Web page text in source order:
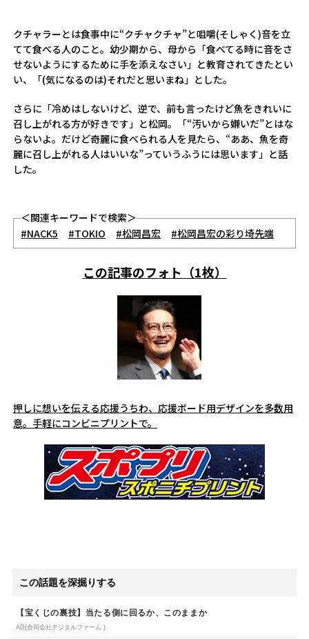
クチャラーとは食事中に“クチャクチャ”と咀嚼(そしゃく)音を立
てて食べる人のこと。幼少期から、母から「食べてる時に音をさ
せないようにするために手を添えなさい」と教育されてきたとい
い、「(気になるのは)それだと思いまね」とした。
さらに「冷めはしないけど、逆で、前も言ったけど魚をきれいに
召し上がれる方が好きです」と松岡。「“汚いから嫌いだ”とはな
らないよ。だけど奇麗に食べられる人を見たら、“ああ、魚を奇
麗に召し上がれる人はいいな”っていうふうには思います」と話
した。
＜関連キーワードで検索＞
#NACK5
#TOKIO #松岡昌宏 #松岡昌宏の彩り埼先端
この記事のフォト（1枚）
押しに想いを伝える応援うちわ、応援ボード用デザインを多数用
意。手軽にコンビニプリントで。
この話題を深掘りする
【宝くじの裏技】当たる側に回るか、このままか
AD(合同会社デジタルファーム )